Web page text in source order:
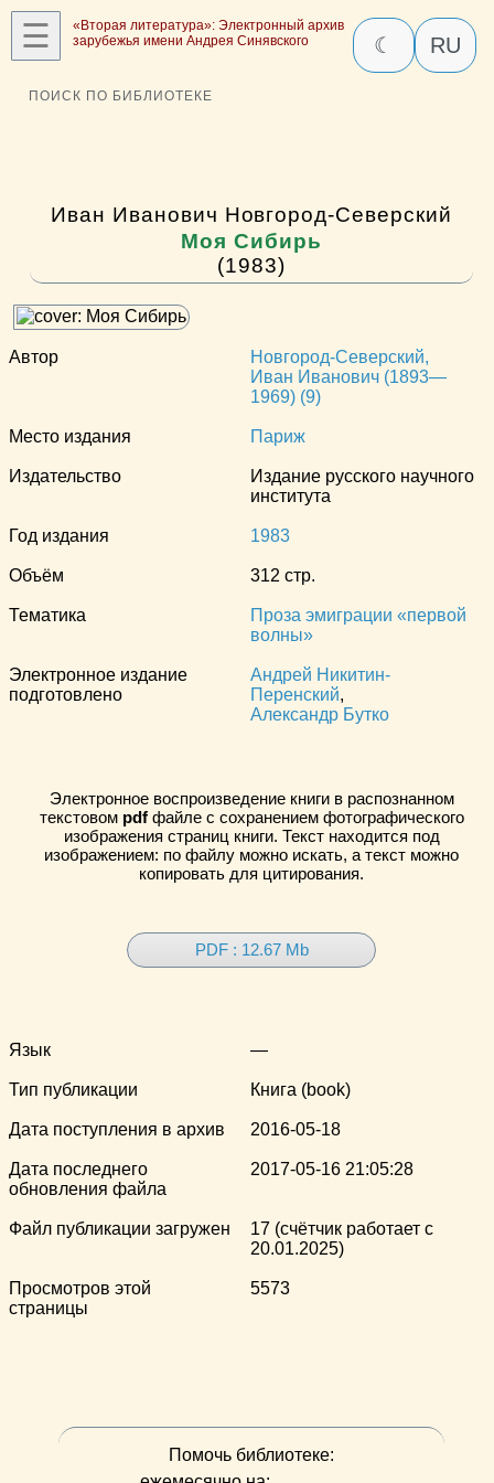
☰
«Вторая литература»: Электронный архив
зарубежья имени Андрея Синявского
☾ RU
ПОИСК ПО БИБЛИОТЕКЕ
Иван Иванович Новгород-Северский
Моя Сибирь
(1983)
Автор
Новгород-Северский,
Иван Иванович (1893—
1969) (9)
Место издания Париж
Издательство
Издание русского научного
института
Год издания 1983
Объём 312 стр.
Тематика
Проза эмиграции «первой
волны»
Электронное издание
подготовлено
Андрей Никитин-
Перенский,
Александр Бутко
Электронное воспроизведение книги в распознанном
текстовом pdfфайле с сохранением фотографического
изображения страниц книги. Текст находится под
изображением: по файлу можно искать, а текст можно
копировать для цитирования.
PDF : 12.67 Mb
Язык —
Тип публикации Книга (book)
Дата поступления в архив 2016-05-18
Дата последнего
обновления файла
2017-05-16 21:05:28
Файл публикации загружен
17 (счётчик работает с
20.01.2025)
Просмотров этой
страницы
5573
Помочь библиотеке: